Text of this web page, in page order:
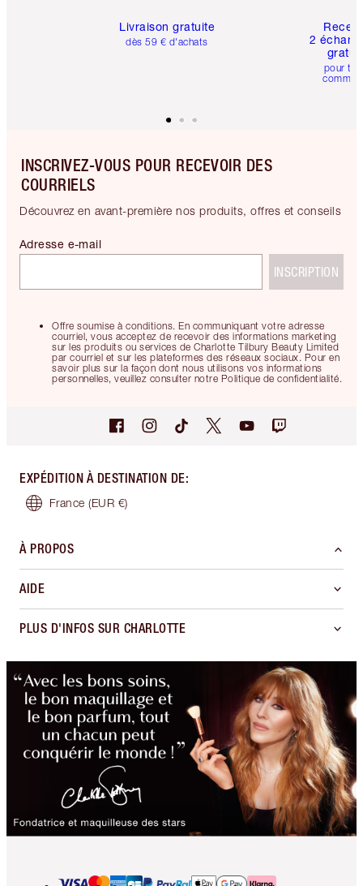
Livraison gratuite
dès 59 € d'achats
2
pour
INSCRIVEZ-VOUS POUR RECEVOIR DES
COURRIELS
Découvrez en avant-première nos produits, offres et conseils
Offre soumise à conditions. En communiquant votre adresse
courriel, vous acceptez de recevoir des informations marketing
sur les produits ou services de Charlotte Tilbury Beauty Limited
par courriel et sur les plateformes des réseaux sociaux. Pour en
savoir plus sur la façon dont nous utilisons vos informations
personnelles, veuillez consulter notre Politique de confidentialité.
Adresse e-mail
INSCRIPTION
EXPÉDITION À DESTINATION DE:
France (EUR €)
À PROPOS
AIDE
PLUS D'INFOS SUR CHARLOTTE